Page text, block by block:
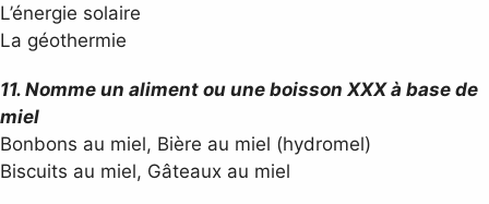
L’énergie solaire
La géothermie
11. Nomme un aliment ou une boisson XXX à base de
miel
Bonbons au miel, Bière au miel (hydromel)
Biscuits au miel, Gâteaux au miel